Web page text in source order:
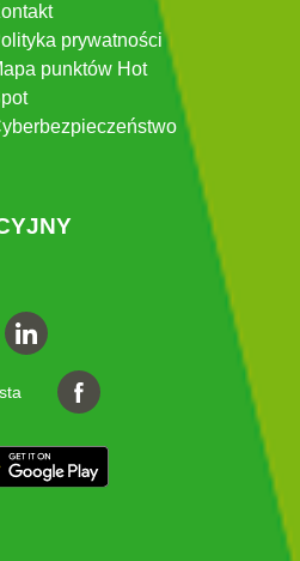
prywatności
punktów Hot